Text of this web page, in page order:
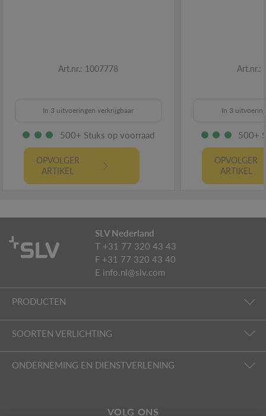
Art.nr.: 1007778
In 3 uitvoeringen verkrijgbaar
500+ Stuks op voorraad
OPVOLGER
ARTIKEL
Art.nr.:
In 3
500+
OPVOLGER
ARTIKEL
SLV Nederland
T +31 77 320 43 43
F +31 77 320 43 40
E info.nl@slv.com
PRODUCTEN
SOORTEN VERLICHTING
ONDERNEMING EN DIENSTVERLENING
VOLG ONS